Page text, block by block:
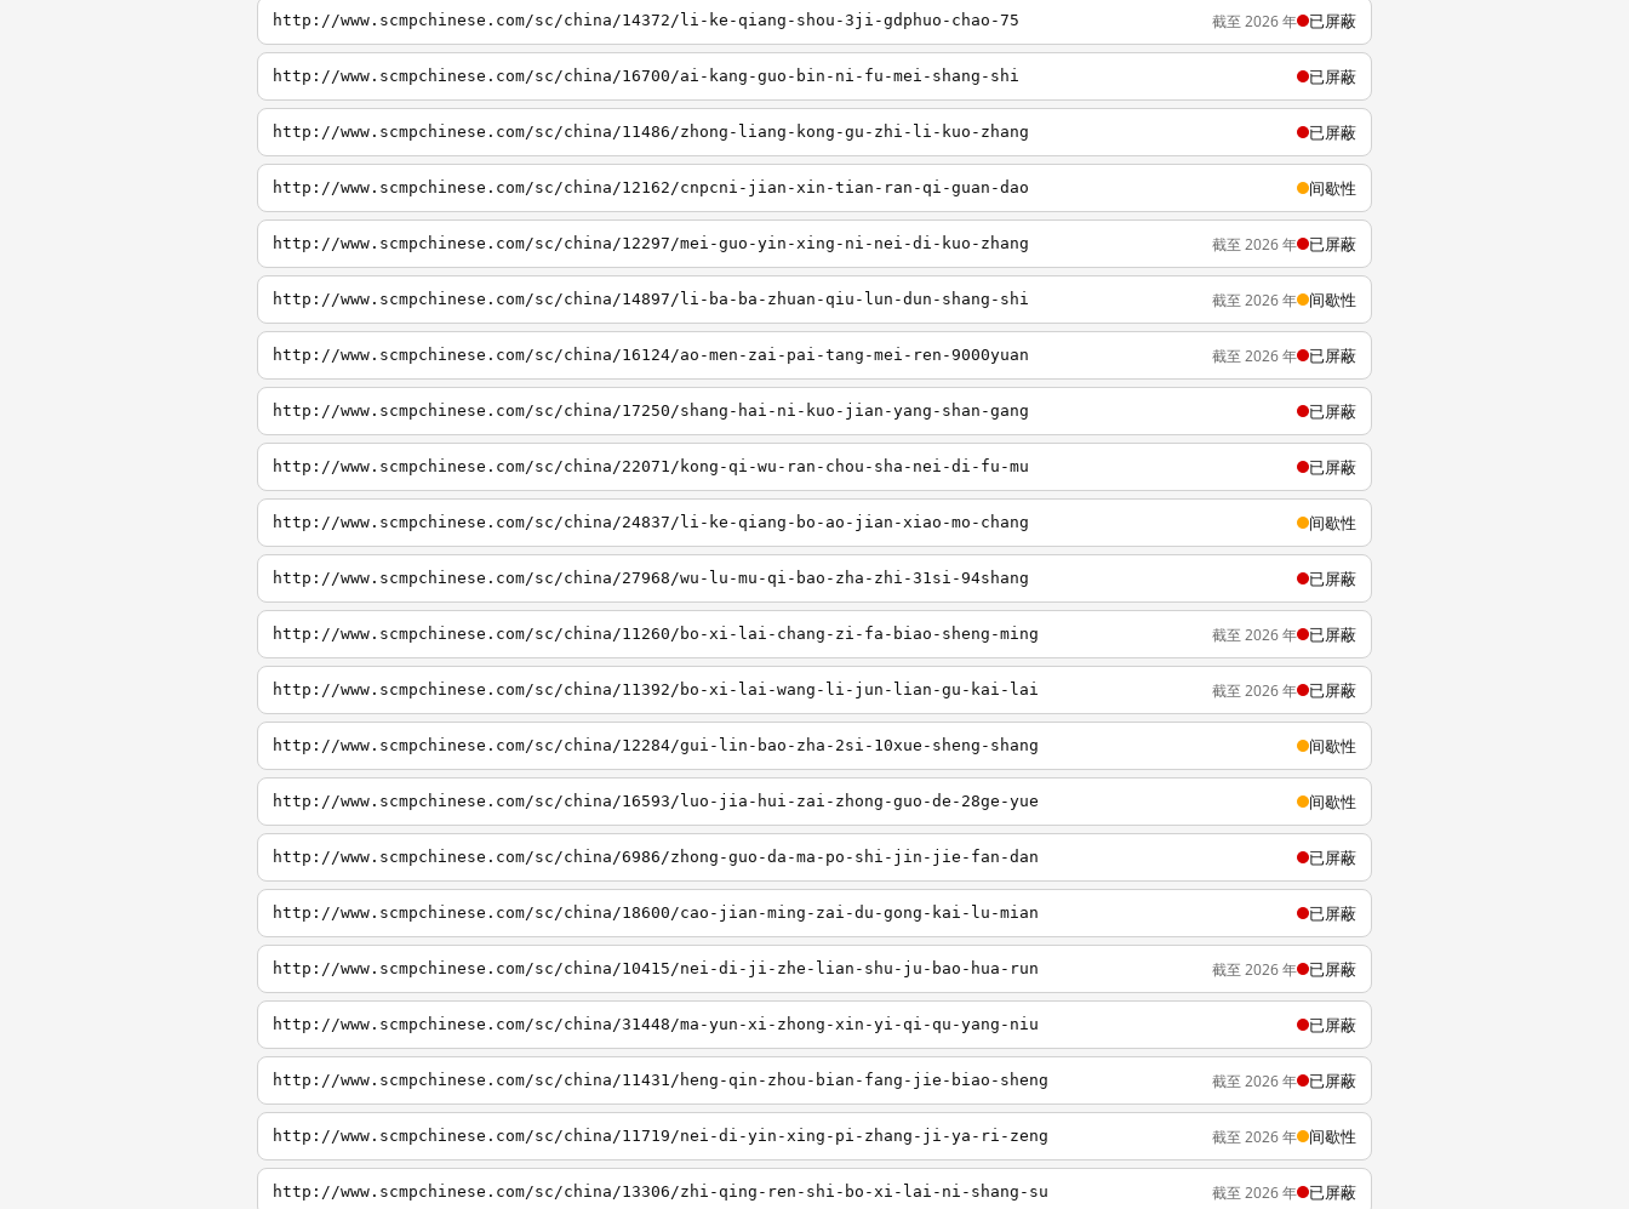
http://www.scmpchinese.com/sc/china/14372/li-ke-qiang-shou-3ji-gdphuo-chao-75 截至 2026 年 已屏蔽
http://www.scmpchinese.com/sc/china/16700/ai-kang-guo-bin-ni-fu-mei-shang-shi 已屏蔽
http://www.scmpchinese.com/sc/china/11486/zhong-liang-kong-gu-zhi-li-kuo-zhang 已屏蔽
http://www.scmpchinese.com/sc/china/12162/cnpcni-jian-xin-tian-ran-qi-guan-dao 间歇性
http://www.scmpchinese.com/sc/china/12297/mei-guo-yin-xing-ni-nei-di-kuo-zhang 截至 2026 年 已屏蔽
http://www.scmpchinese.com/sc/china/14897/li-ba-ba-zhuan-qiu-lun-dun-shang-shi 截至 2026 年 间歇性
http://www.scmpchinese.com/sc/china/16124/ao-men-zai-pai-tang-mei-ren-9000yuan 截至 2026 年 已屏蔽
http://www.scmpchinese.com/sc/china/17250/shang-hai-ni-kuo-jian-yang-shan-gang 已屏蔽
http://www.scmpchinese.com/sc/china/22071/kong-qi-wu-ran-chou-sha-nei-di-fu-mu 已屏蔽
http://www.scmpchinese.com/sc/china/24837/li-ke-qiang-bo-ao-jian-xiao-mo-chang 间歇性
http://www.scmpchinese.com/sc/china/27968/wu-lu-mu-qi-bao-zha-zhi-31si-94shang 已屏蔽
http://www.scmpchinese.com/sc/china/11260/bo-xi-lai-chang-zi-fa-biao-sheng-ming 截至 2026 年 已屏蔽
http://www.scmpchinese.com/sc/china/11392/bo-xi-lai-wang-li-jun-lian-gu-kai-lai 截至 2026 年 已屏蔽
http://www.scmpchinese.com/sc/china/12284/gui-lin-bao-zha-2si-10xue-sheng-shang 间歇性
http://www.scmpchinese.com/sc/china/16593/luo-jia-hui-zai-zhong-guo-de-28ge-yue 间歇性
http://www.scmpchinese.com/sc/china/6986/zhong-guo-da-ma-po-shi-jin-jie-fan-dan 已屏蔽
http://www.scmpchinese.com/sc/china/18600/cao-jian-ming-zai-du-gong-kai-lu-mian 已屏蔽
http://www.scmpchinese.com/sc/china/10415/nei-di-ji-zhe-lian-shu-ju-bao-hua-run 截至 2026 年 已屏蔽
http://www.scmpchinese.com/sc/china/31448/ma-yun-xi-zhong-xin-yi-qi-qu-yang-niu 已屏蔽
http://www.scmpchinese.com/sc/china/11431/heng-qin-zhou-bian-fang-jie-biao-sheng 截至 2026 年 已屏蔽
http://www.scmpchinese.com/sc/china/11719/nei-di-yin-xing-pi-zhang-ji-ya-ri-zeng 截至 2026 年 间歇性
http://www.scmpchinese.com/sc/china/13306/zhi-qing-ren-shi-bo-xi-lai-ni-shang-su 截至 2026 年 已屏蔽